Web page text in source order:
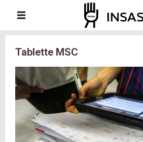
Tablette MSC